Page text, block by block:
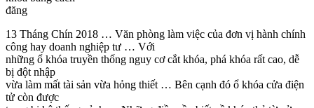
đăng
13 Tháng Chín 2018 … Văn phòng làm việc của đơn vị hành chính
công hay doanh nghiệp tư … Với
những ổ khóa truyền thống nguy cơ cắt khóa, phá khóa rất cao, dễ
bị đột nhập
vừa làm mất tài sản vừa hỏng thiết … Bên cạnh đó ổ khóa cửa điện
tử còn được